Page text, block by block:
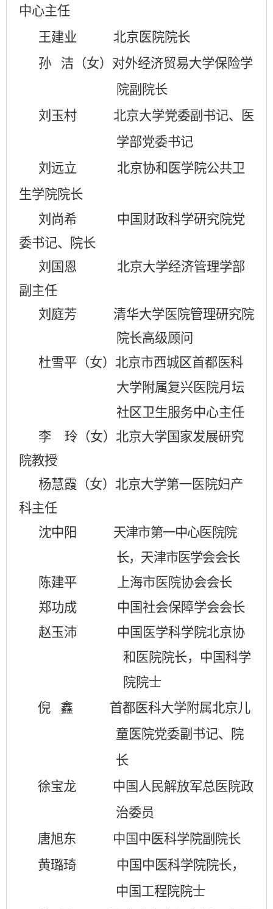
中心主任
王建业 北京医院院长
孙 洁（女）对外经济贸易大学保险学
院副院长
刘玉村 北京大学党委副书记、医
学部党委书记
刘远立
北京协和医学院公共卫
生学院院长
刘尚希
中国财政科学研究院党
委书记、院长
刘国恩
北京大学经济管理学部
副主任
刘庭芳 清华大学医院管理研究院
院长高级顾问
杜雪平（女）北京市西城区首都医科
大学附属复兴医院月坛
社区卫生服务中心主任
李
玲（女）北京大学国家发展研究
院教授
杨慧霞（女）北京大学第一医院妇产
科主任
沈中阳 天津市第一中心医院院
长，天津市医学会会长
陈建平
上海市医院协会会长
郑功成
中国社会保障学会会长
赵玉沛
中国医学科学院北京协
和医院院长，中国科学
院院士
倪 鑫 首都医科大学附属北京儿
童医院党委副书记、院
长
徐宝龙 中国人民解放军总医院政
治委员
唐旭东 中国中医科学院副院长
黄璐琦
中国中医科学院院长，
中国工程院院士